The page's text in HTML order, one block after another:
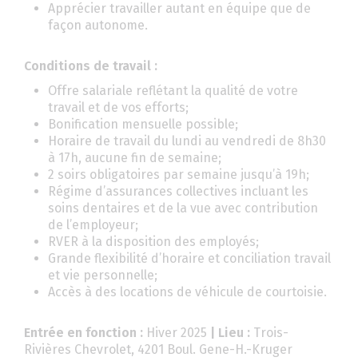
Apprécier travailler autant en équipe que de
façon autonome.
Conditions de travail :
Offre salariale reflétant la qualité de votre
travail et de vos efforts;
Bonification mensuelle possible;
Horaire de travail du lundi au vendredi de 8h30
à 17h, aucune fin de semaine;
2 soirs obligatoires par semaine jusqu’à 19h;
Régime d’assurances collectives incluant les
soins dentaires et de la vue avec contribution
de l’employeur;
RVER à la disposition des employés;
Grande flexibilité d’horaire et conciliation travail
et vie personnelle;
Accès à des locations de véhicule de courtoisie.
Entrée en fonction : Hiver 2025 | Lieu : Trois-
Rivières Chevrolet, 4201 Boul. Gene-H.-Kruger